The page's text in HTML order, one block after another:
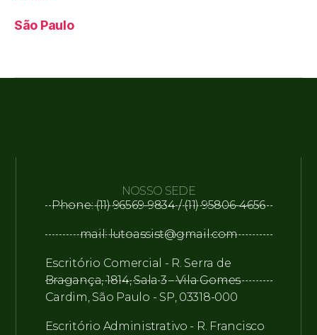
São Paulo
NOSSO SEDE
Phone: (11) 96569-9834 / (11) 95806-4656
mail: lutoassist@gmail.com
Escritório Comercial - R. Serra de
Bragança, 1814, Sala 3 - Vila Gomes
Cardim, São Paulo - SP, 03318-000
Escritório Administrativo - R. Francisco